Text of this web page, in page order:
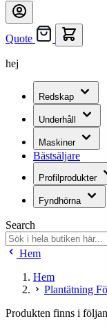
Quote
hej
Redskap
Underhåll
Maskiner
Bästsäljare
Profilprodukter
Fyndhörna
Search
Hem
Hem
Plantätning
Produkten finns i